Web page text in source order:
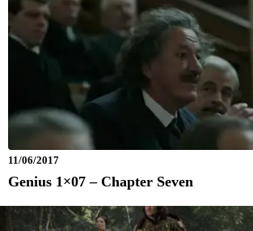
11/06/2017
Genius 1×07 – Chapter Seven